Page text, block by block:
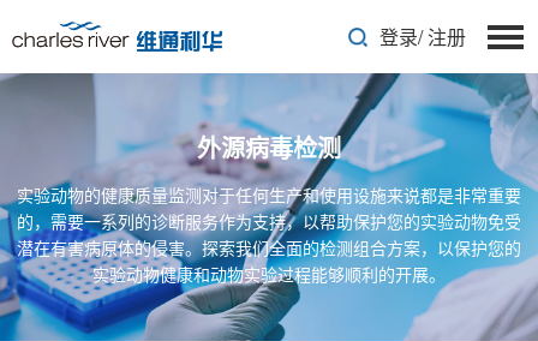
登录/注册
外源病毒检测
实验动物的健康质量监测对于任何生产和使用设施来说都是非常重要
的，需要一系列的诊断服务作为支持，以帮助保护您的实验动物免受
潜在有害病原体的侵害。探索我们全面的检测组合方案，以保护您的
实验动物健康和动物实验过程能够顺利的开展。